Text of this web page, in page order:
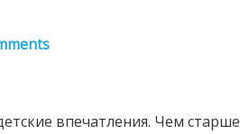
впечатления. Чем старше